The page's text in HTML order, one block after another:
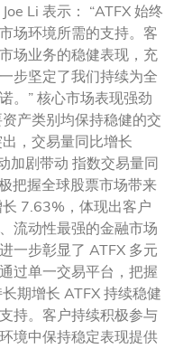
Li 表示： “ATFX 始终
场环境所需的支持。客
场业务的稳健表现，充
步坚定了我们持续为全
。” 核心市场表现强劲
产类别均保持稳健的交
，交易量同比增长
加剧带动 指数交易量同
把握全球股票市场带来
7.63%，体现出客户
流动性最强的金融市场
一步彰显了 ATFX 多元
过单一交易平台，把握
期增长 ATFX 持续稳健
持。客户持续积极参与
境中保持稳定表现提供